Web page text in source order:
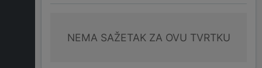
NEMA SAŽETAK ZA OVU TVRTKU